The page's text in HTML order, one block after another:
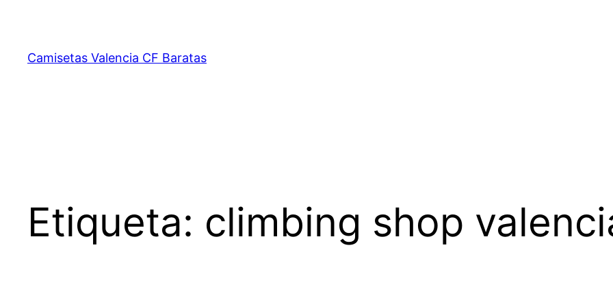
contenido
Camisetas Valencia CF Baratas
Etiqueta: climbing shop